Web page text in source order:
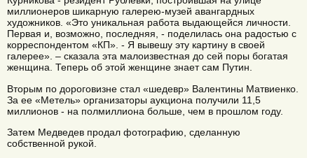
миллионеров шикарную галерею-музей авангардных
художников. «Это уникальная работа выдающейся личности.
Первая и, возможно, последняя, - поделилась она радостью с
корреспондентом «КП». - Я вывешу эту картину в своей
галерее». – сказала эта малоизвестная до сей поры богатая
женщина. Теперь об этой женщине знает сам Путин.
Вторым по дороговизне стал «шедевр» Валентины Матвиенко.
За ее «Метель» организаторы аукциона получили 11,5
миллионов - на полмиллиона больше, чем в прошлом году.
Затем Медведев продал фотографию, сделанную
собственной рукой.